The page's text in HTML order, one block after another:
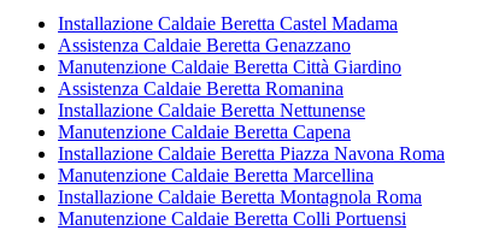
Installazione Caldaie Beretta Castel Madama
Assistenza Caldaie Beretta Genazzano
Manutenzione Caldaie Beretta Città Giardino
Assistenza Caldaie Beretta Romanina
Installazione Caldaie Beretta Nettunense
Manutenzione Caldaie Beretta Capena
Installazione Caldaie Beretta Piazza Navona Roma
Manutenzione Caldaie Beretta Marcellina
Installazione Caldaie Beretta Montagnola Roma
Manutenzione Caldaie Beretta Colli Portuensi